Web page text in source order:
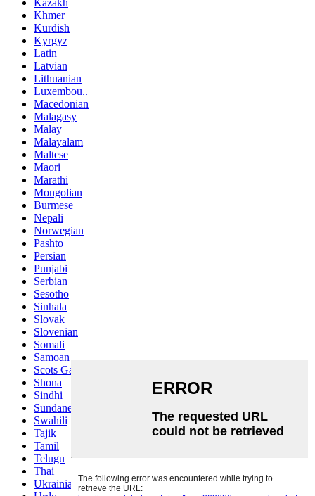
Kazakh
Khmer
Kurdish
Kyrgyz
Latin
Latvian
Lithuanian
Luxembou..
Macedonian
Malagasy
Malay
Malayalam
Maltese
Maori
Marathi
Mongolian
Burmese
Nepali
Norwegian
Pashto
Persian
Punjabi
Serbian
Sesotho
Sinhala
Slovak
Slovenian
Somali
Samoan
Scots Gaelic
Shona
Sindhi
Sundanese
Swahili
Tajik
Tamil
Telugu
Thai
Ukrainian